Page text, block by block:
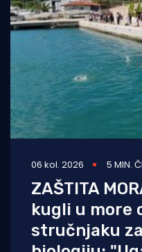
06 kol. 2026 5 MIN.
ZAŠTITA
kugli u more
stručnjaku